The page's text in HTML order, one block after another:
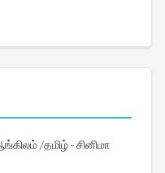
/தமிழ் - சினிமா